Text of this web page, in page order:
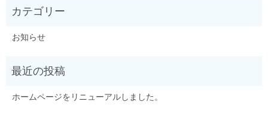
お知らせ
ホームページをリニューアルしました。